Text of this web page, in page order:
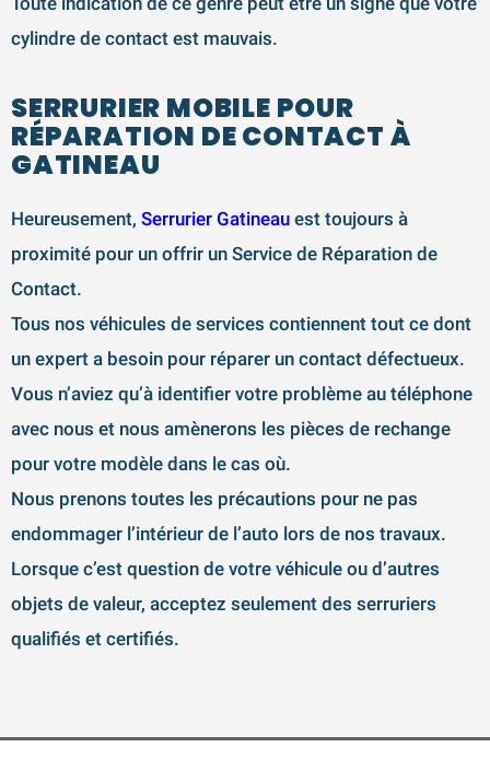
cylindre de contact est mauvais.
SERRURIER MOBILE POUR
RÉPARATION DE CONTACT À
GATINEAU
Heureusement, Serrurier Gatineau est toujours à
proximité pour un offrir un Service de Réparation de
Contact.
Tous nos véhicules de services contiennent tout ce dont
un expert a besoin pour réparer un contact défectueux.
Vous n’aviez qu’à identifier votre problème au téléphone
avec nous et nous amènerons les pièces de rechange
pour votre modèle dans le cas où.
Nous prenons toutes les précautions pour ne pas
endommager l’intérieur de l’auto lors de nos travaux.
Lorsque c’est question de votre véhicule ou d’autres
objets de valeur, acceptez seulement des serruriers
qualifiés et certifiés.